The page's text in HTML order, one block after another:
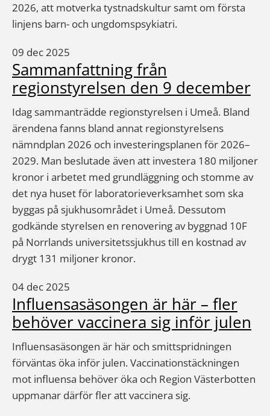
2026, att motverka tystnadskultur samt om första
linjens barn- och ungdomspsykiatri.
09 dec 2025
Sammanfattning från
regionstyrelsen den 9 december
Idag sammanträdde regionstyrelsen i Umeå. Bland
ärendena fanns bland annat regionstyrelsens
nämndplan 2026 och investeringsplanen för 2026–
2029. Man beslutade även att investera 180 miljoner
kronor i arbetet med grundläggning och stomme av
det nya huset för laboratorieverksamhet som ska
byggas på sjukhusområdet i Umeå. Dessutom
godkände styrelsen en renovering av byggnad 10F
på Norrlands universitetssjukhus till en kostnad av
drygt 131 miljoner kronor.
04 dec 2025
Influensasäsongen är här – fler
behöver vaccinera sig inför julen
Influensasäsongen är här och smittspridningen
förväntas öka inför julen. Vaccinationstäckningen
mot influensa behöver öka och Region Västerbotten
uppmanar därför fler att vaccinera sig.